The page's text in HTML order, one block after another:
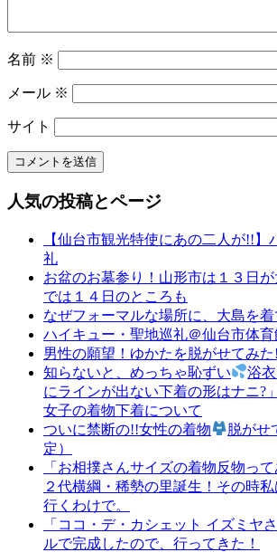
名前 ※
メール ※
サイト
人気の投稿とページ
【仙台市観光特使にあの二人が!!】
礼
お盆のお墓参り！山形市は１３日
では１４日のところも
なぜフォーマルな場所に、大島を着
ハイキュー・聖地巡礼＠仙台市体育
男性の願望！ゆかたを脱がせてみた
知らないと、めっちゃ恥ずい
浴
にラインが出ない下着の形はナニ?
女子の着物下着について
ついに禁断の!!女性の着物
脱がせ
定）
「お相撲さんサイズの着物反物っ
２代横綱・稀勢の里誕生！その時
行くわけで。
「ココ・デ・カシェット イズミヤ
ルで完成したので、行ってきた！